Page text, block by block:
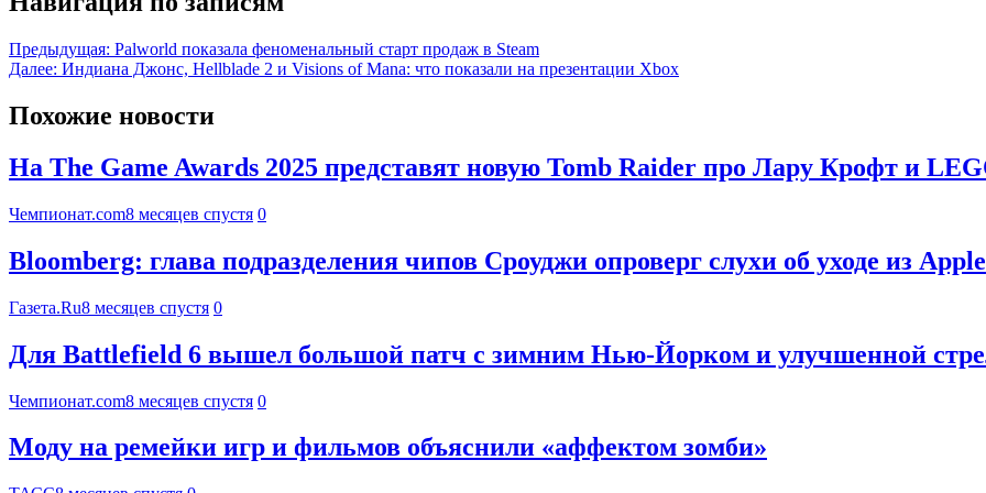
Предыдущая: Palworld показала феноменальный старт продаж в Steam
Далее: Индиана Джонс, Hellblade 2 и Visions of Mana: что показали на презентации Xbox
Похожие новости
На The Game Awards 2025 представят новую Tomb Raider про Лару Крофт и
Чемпионат.com8 месяцев спустя 0
Bloomberg: глава подразделения чипов Сроуджи опроверг слухи об уходе из Apple
Газета.Ru8 месяцев спустя 0
Для Battlefield 6 вышел большой патч с зимним Нью-Йорком и улучшенной
Чемпионат.com8 месяцев спустя 0
Моду на ремейки игр и фильмов объяснили «аффектом зомби»